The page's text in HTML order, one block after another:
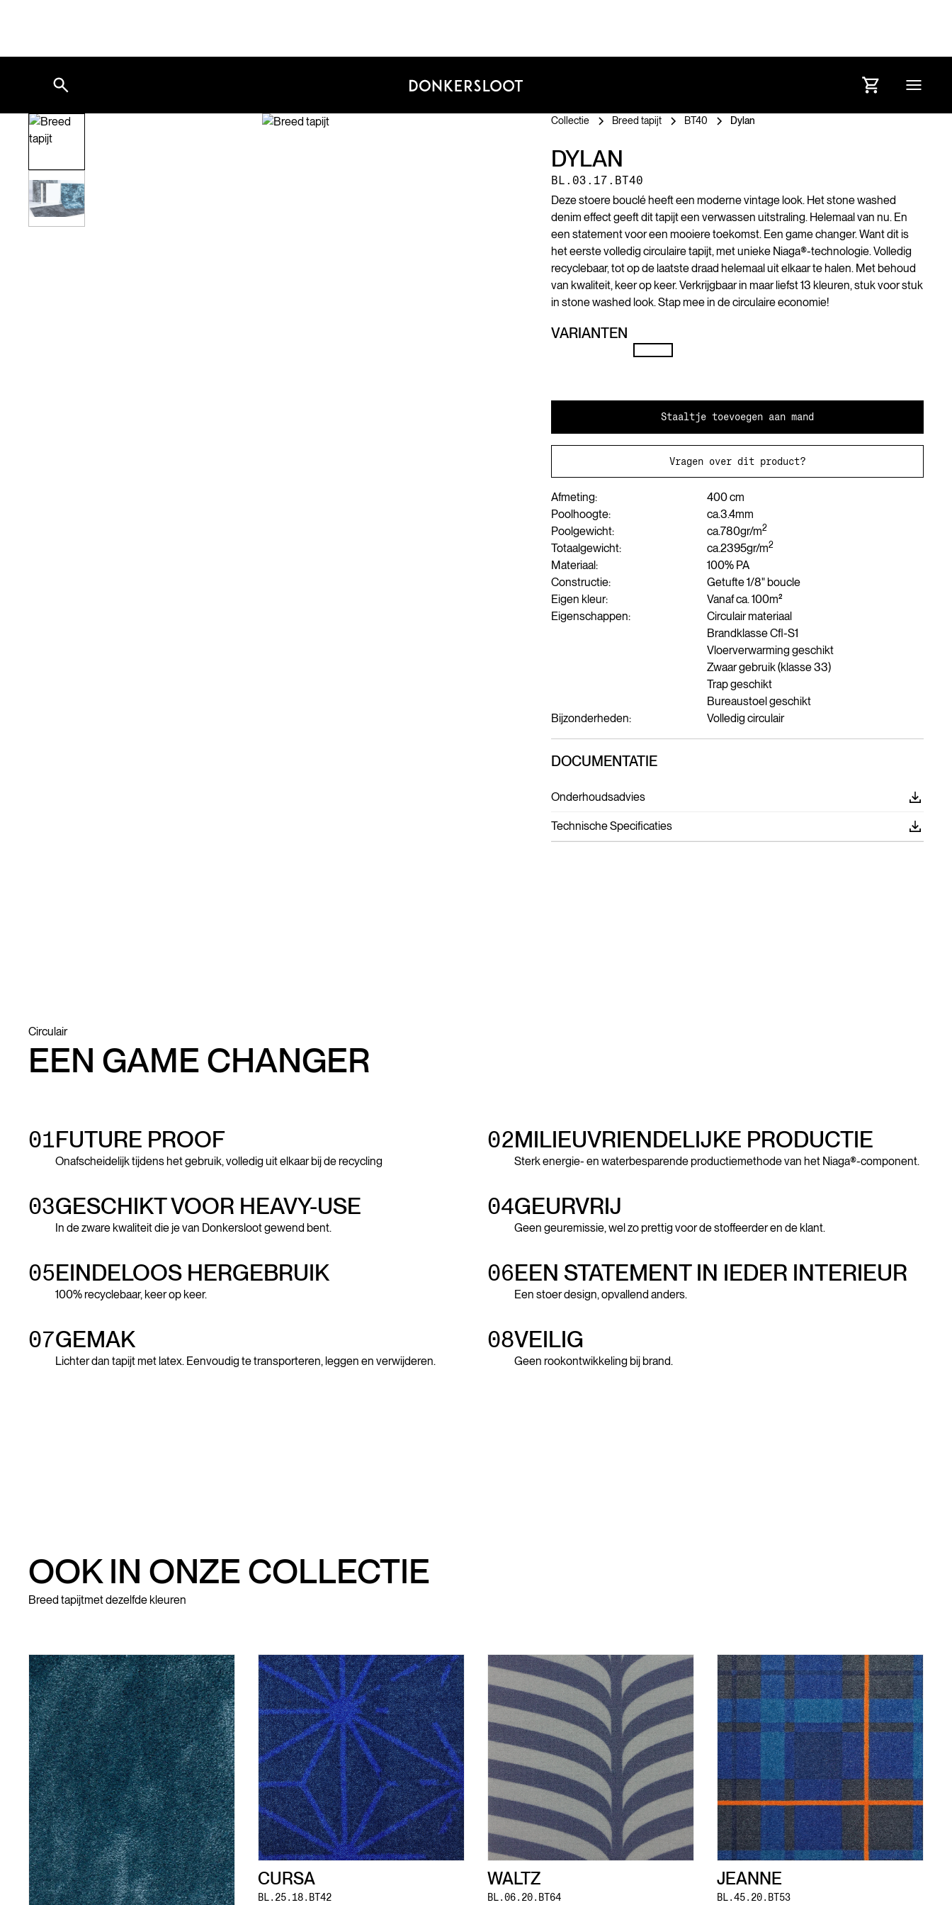
Collectie Breed tapijt BT40 Dylan
DYLAN
BL.03.17.BT40
Deze stoere bouclé heeft een moderne vintage look. Het stone washed
denim effect geeft dit tapijt een verwassen uitstraling. Helemaal van nu. En
een statement voor een mooiere toekomst. Een game changer. Want dit is
het eerste volledig circulaire tapijt, met unieke Niaga®-technologie. Volledig
recyclebaar, tot op de laatste draad helemaal uit elkaar te halen. Met behoud
van kwaliteit, keer op keer. Verkrijgbaar in maar liefst 13 kleuren, stuk voor stuk
in stone washed look. Stap mee in de circulaire economie!
VARIANTEN
Staaltje toevoegen aan mand
Vragen over dit product?
Afmeting:
400 cm
Poolhoogte:
ca.3.4mm
Poolgewicht:
ca.780gr/m2
Totaalgewicht: ca.2395gr/m2
Materiaal:
100% PA
Constructie:
Getufte 1/8" boucle
Eigen kleur:
Vanaf ca. 100m²
Eigenschappen:
Circulair materiaal
Brandklasse Cfl-S1
Vloerverwarming geschikt
Zwaar gebruik (klasse 33)
Trap geschikt
Bureaustoel geschikt
Bijzonderheden:
Volledig circulair
DOCUMENTATIE
Onderhoudsadvies
Technische Specificaties
Circulair
EEN GAME CHANGER
01FUTURE PROOF
Onafscheidelijk tijdens het gebruik, volledig uit elkaar bij de recycling
02MILIEUVRIENDELIJKE PRODUCTIE
Sterk energie- en waterbesparende productiemethode van het Niaga®-component.
03GESCHIKT VOOR HEAVY-USE
In de zware kwaliteit die je van Donkersloot gewend bent.
04GEURVRIJ
Geen geuremissie, wel zo prettig voor de stoffeerder en de klant.
05EINDELOOS HERGEBRUIK
100% recyclebaar, keer op keer.
06EEN STATEMENT IN IEDER INTERIEUR
Een stoer design, opvallend anders.
07GEMAK
Lichter dan tapijt met latex. Eenvoudig te transporteren, leggen en verwijderen.
08VEILIG
Geen rookontwikkeling bij brand.
OOK IN ONZE COLLECTIE
Breed tapijtmet dezelfde kleuren
CURSA
BL.25.18.BT42
WALTZ
BL.06.20.BT64
JEANNE
BL.45.20.BT53